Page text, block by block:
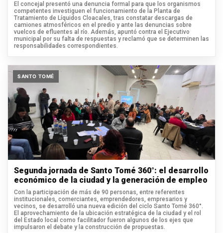
El concejal presentó una denuncia formal para que los organismos
competentes investiguen el funcionamiento de la Planta de
Tratamiento de Líquidos Cloacales, tras constatar descargas de
camiones atmosféricos en el predio y ante las denuncias sobre
vuelcos de efluentes al río. Además, apuntó contra el Ejecutivo
municipal por su falta de respuestas y reclamó que se determinen las
responsabilidades correspondientes.
SANTO TOMÉ
Segunda jornada de Santo Tomé 360°: el desarrollo
económico de la ciudad y la generación de empleo
Con la participación de más de 90 personas, entre referentes
institucionales, comerciantes, emprendedores, empresarios y
vecinos, se desarrolló una nueva edición del ciclo Santo Tomé 360°.
El aprovechamiento de la ubicación estratégica de la ciudad y el rol
del Estado local como facilitador fueron algunos de los ejes que
impulsaron el debate y la construcción de propuestas.